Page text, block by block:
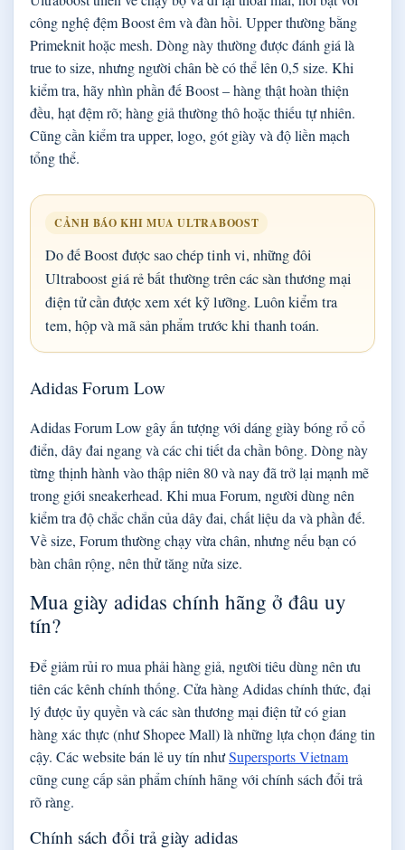
công nghệ đệm Boost êm và đàn hồi. Upper thường bằng
Primeknit hoặc mesh. Dòng này thường được đánh giá là
true to size, nhưng người chân bè có thể lên 0,5 size. Khi
kiểm tra, hãy nhìn phần đế Boost – hàng thật hoàn thiện
đều, hạt đệm rõ; hàng giả thường thô hoặc thiếu tự nhiên.
Cũng cần kiểm tra upper, logo, gót giày và độ liền mạch
tổng thể.
CẢNH BÁO KHI MUA ULTRABOOST
Do đế Boost được sao chép tinh vi, những đôi
Ultraboost giá rẻ bất thường trên các sàn thương mại
điện tử cần được xem xét kỹ lưỡng. Luôn kiểm tra
tem, hộp và mã sản phẩm trước khi thanh toán.
Adidas Forum Low
Adidas Forum Low gây ấn tượng với dáng giày bóng rổ cổ
điển, dây đai ngang và các chi tiết da chần bông. Dòng này
từng thịnh hành vào thập niên 80 và nay đã trở lại mạnh mẽ
trong giới sneakerhead. Khi mua Forum, người dùng nên
kiểm tra độ chắc chắn của dây đai, chất liệu da và phần đế.
Về size, Forum thường chạy vừa chân, nhưng nếu bạn có
bàn chân rộng, nên thử tăng nửa size.
Mua giày adidas chính hãng ở đâu uy
tín?
Để giảm rủi ro mua phải hàng giả, người tiêu dùng nên ưu
tiên các kênh chính thống. Cửa hàng Adidas chính thức, đại
lý được ủy quyền và các sàn thương mại điện tử có gian
hàng xác thực (như Shopee Mall) là những lựa chọn đáng tin
cậy. Các website bán lẻ uy tín nhưSupersports Vietnam
cũng cung cấp sản phẩm chính hãng với chính sách đổi trả
rõ ràng.
Chính sách đổi trả giày adidas